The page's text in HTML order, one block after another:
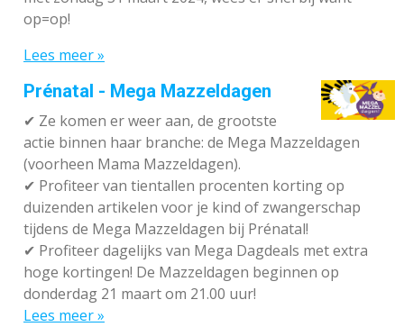
op=op!
Lees meer »
Prénatal - Mega Mazzeldagen
✔ Ze komen er weer aan, de grootste
actie binnen haar branche: de Mega Mazzeldagen
(voorheen Mama Mazzeldagen).
✔ Profiteer van tientallen procenten korting op
duizenden artikelen voor je kind of zwangerschap
tijdens de Mega Mazzeldagen bij Prénatal!
✔ Profiteer dagelijks van Mega Dagdeals met extra
hoge kortingen! De Mazzeldagen beginnen op
donderdag 21 maart om 21.00 uur!
Lees meer »